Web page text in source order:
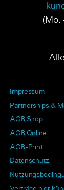
(Mo.
Impressum
Partnerships &
AGB Shop
AGB Online
AGB-Print
Datenschutz
Verträge hier